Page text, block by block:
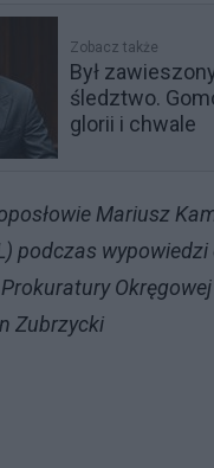
Zobacz także
Był
śledztwo.
glorii i chwale
Mariusz
podczas
Zubrzycki